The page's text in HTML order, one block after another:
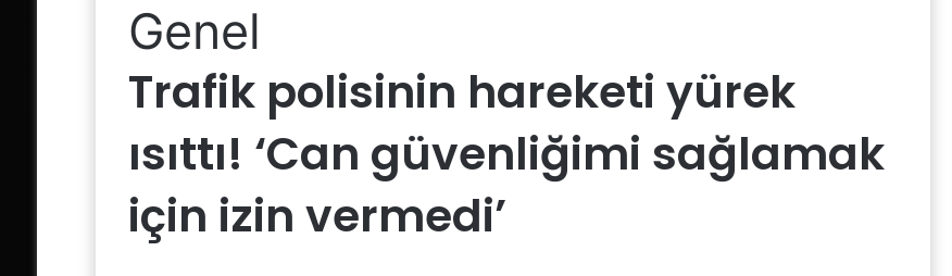
Genel
Trafik polisinin hareketi yürek
ısıttı! ‘Can güvenliğimi sağlamak
için izin vermedi’